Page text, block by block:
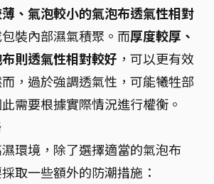
、氣泡較小的氣泡布透氣性相對
包裝內部濕氣積聚。而厚度較厚、
則透氣性相對較好 ，可以更有效
，過於強調透氣性，可能犧牲部
需要根據實際情況進行權衡。
環境，除了選擇適當的氣泡布
取一些額外的防潮措施：